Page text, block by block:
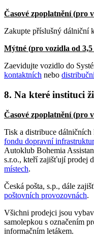
Časové zpoplatnění (pro
Zakupte příslušný dálniční
Mýtné (pro vozidla od 3,5
Zaevidujte vozidlo do
kontaktních nebo
8. Na které instituci
Časové zpoplatnění (pro
Tisk a distribuce dálničních
fondu dopravní
Autoklub Bohemia
s.r.o., kteří zajišťují prodej
místech.
Česká pošta, s.p., dále
poštovních provozovnách.
Všichni prodejci jsou
samolepkou s označením
informačním letákem.